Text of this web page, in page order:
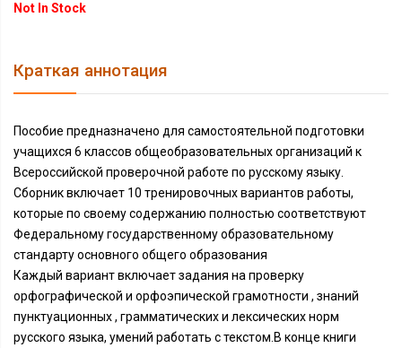
Not In Stock
Краткая аннотация
Пособие предназначено для самостоятельной подготовки
учащихся 6 классов общеобразовательных организаций к
Всероссийской проверочной работе по русскому языку.
Сборник включает 10 тренировочных вариантов работы,
которые по своему содержанию полностью соответствуют
Федеральному государственному образовательному
стандарту основного общего образования
Каждый вариант включает задания на проверку
орфографической и орфоэпической грамотности , знаний
пунктуационных , грамматических и лексических норм
русского языка, умений работать с текстом.В конце книги